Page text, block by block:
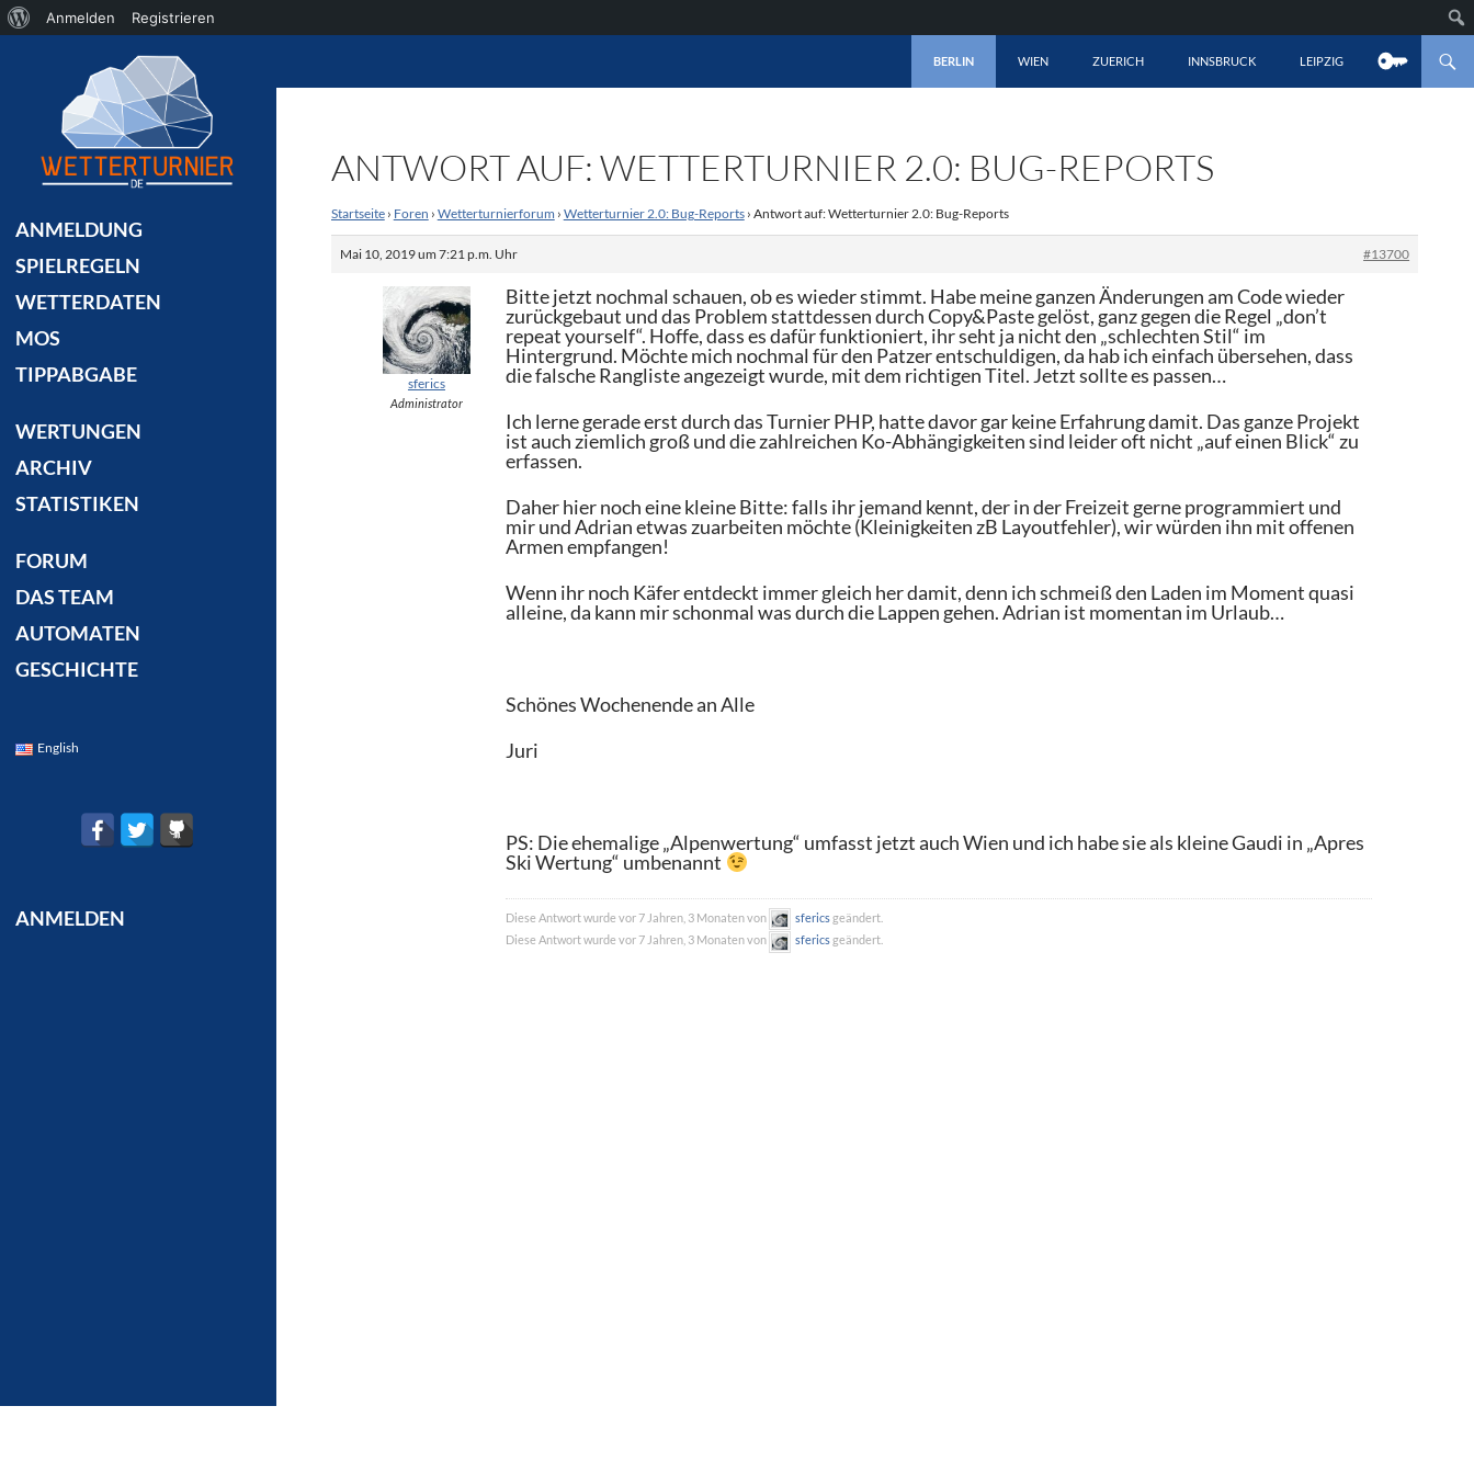
BERLIN
WIEN ZUERICH INNSBRUCK LEIPZIG
ANTWORT AUF: WETTERTURNIER 2.0: BUG-REPORTS
Startseite › Foren › Wetterturnierforum › Wetterturnier 2.0: Bug-Reports › Antwort auf: Wetterturnier 2.0: Bug-Reports
Mai 10, 2019 um 7:21 p.m. Uhr #13700
sferics
Administrator
Bitte jetzt nochmal schauen, ob es wieder stimmt. Habe meine ganzen Änderungen am Code wieder
zurückgebaut und das Problem stattdessen durch Copy&Paste gelöst, ganz gegen die Regel „don’t
repeat yourself“. Hoffe, dass es dafür funktioniert, ihr seht ja nicht den „schlechten Stil“ im
Hintergrund. Möchte mich nochmal für den Patzer entschuldigen, da hab ich einfach übersehen, dass
die falsche Rangliste angezeigt wurde, mit dem richtigen Titel. Jetzt sollte es passen…
Ich lerne gerade erst durch das Turnier PHP, hatte davor gar keine Erfahrung damit. Das ganze Projekt
ist auch ziemlich groß und die zahlreichen Ko-Abhängigkeiten sind leider oft nicht „auf einen Blick“ zu
erfassen.
Daher hier noch eine kleine Bitte: falls ihr jemand kennt, der in der Freizeit gerne programmiert und
mir und Adrian etwas zuarbeiten möchte (Kleinigkeiten zB Layoutfehler), wir würden ihn mit offenen
Armen empfangen!
Wenn ihr noch Käfer entdeckt immer gleich her damit, denn ich schmeiß den Laden im Moment quasi
alleine, da kann mir schonmal was durch die Lappen gehen. Adrian ist momentan im Urlaub…
Schönes Wochenende an Alle
Juri
PS: Die ehemalige „Alpenwertung“ umfasst jetzt auch Wien und ich habe sie als kleine Gaudi in „Apres
Ski Wertung“ umbenannt
Diese Antwort wurde vor 7 Jahren, 3 Monaten von sfericsgeändert.
Diese Antwort wurde vor 7 Jahren, 3 Monaten von
sfericsgeändert.
ANMELDUNG
SPIELREGELN
WETTERDATEN
MOS
TIPPABGABE
WERTUNGEN
ARCHIV
STATISTIKEN
FORUM
DAS TEAM
AUTOMATEN
GESCHICHTE
English
ANMELDEN
Über
Anmelden Registrieren